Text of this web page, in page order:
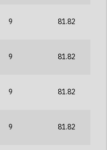
9 81.82
9 81.82
9 81.82
9 81.82